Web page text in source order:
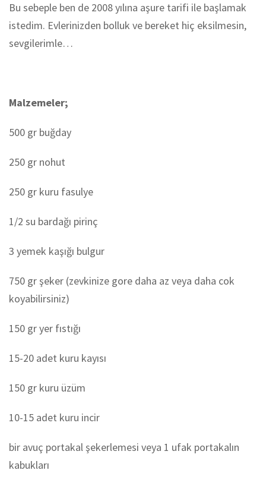
Bu sebeple ben de 2008 yılına aşure tarifi ile başlamak
istedim. Evlerinizden bolluk ve bereket hiç eksilmesin,
sevgilerimle…
Malzemeler;
500 gr buğday
250 gr nohut
250 gr kuru fasulye
1/2 su bardağı pirinç
3 yemek kaşığı bulgur
750 gr şeker (zevkinize gore daha az veya daha cok
koyabilirsiniz)
150 gr yer fıstığı
15-20 adet kuru kayısı
150 gr kuru üzüm
10-15 adet kuru incir
bir avuç portakal şekerlemesi veya 1 ufak portakalın
kabukları